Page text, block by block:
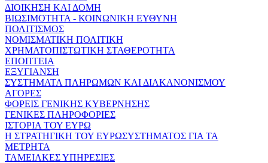
ΔΙΟΙΚΗΣΗ ΚΑΙ ΔΟΜΗ
ΒΙΩΣΙΜΟΤΗΤΑ - ΚΟΙΝΩΝΙΚΗ ΕΥΘΥΝΗ
ΠΟΛΙΤΙΣΜΟΣ
ΝΟΜΙΣΜΑΤΙΚΗ ΠΟΛΙΤΙΚΗ
ΧΡΗΜΑΤΟΠΙΣΤΩΤΙΚΗ ΣΤΑΘΕΡΟΤΗΤΑ
ΕΠΟΠΤΕΙΑ
ΕΞΥΓΙΑΝΣΗ
ΣΥΣΤΗΜΑΤΑ ΠΛΗΡΩΜΩΝ ΚΑΙ ΔΙΑΚΑΝΟΝΙΣΜΟΥ
ΑΓΟΡΕΣ
ΦΟΡΕΙΣ ΓΕΝΙΚΗΣ ΚΥΒΕΡΝΗΣΗΣ
ΓΕΝΙΚΕΣ ΠΛΗΡΟΦΟΡΙΕΣ
ΙΣΤΟΡΙΑ ΤΟΥ ΕΥΡΩ
Η ΣΤΡΑΤΗΓΙΚΗ ΤΟΥ ΕΥΡΩΣΥΣΤΗΜΑΤΟΣ ΓΙΑ ΤΑ
ΜΕΤΡΗΤΑ
ΤΑΜΕΙΑΚΕΣ ΥΠΗΡΕΣΙΕΣ